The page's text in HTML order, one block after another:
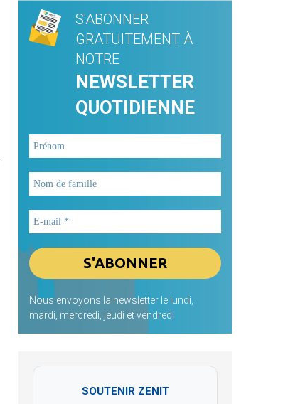
S'ABONNER
GRATUITEMENT À
NOTRE
NEWSLETTER
QUOTIDIENNE
Nous envoyons la newsletter le lundi,
mardi, mercredi, jeudi et vendredi
SOUTENIR ZENIT